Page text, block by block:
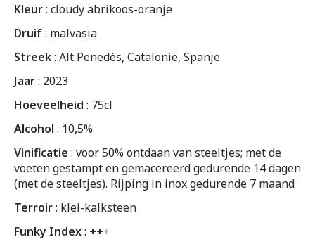
Kleur: cloudy abrikoos-oranje
Druif: malvasia
Streek: Alt Penedès, Catalonië, Spanje
Jaar: 2023
Hoeveelheid : 75cl
Alcohol : 10,5%
Vinificatie : voor 50% ontdaan van steeltjes; met de
voeten gestampt en gemacereerd gedurende 14 dagen
(met de steeltjes). Rijping in inox gedurende 7 maand
Terroir: klei-kalksteen
Funky Index: +++